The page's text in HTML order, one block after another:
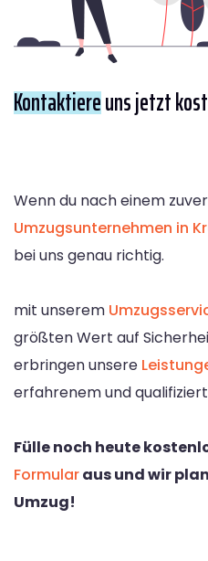
Kontaktiereuns jetzt
Wenn du nach einem
Umzugsunternehmen in
bei uns genau richtig.
mit unserem
größten Wert auf
erbringen unsere
erfahrenem und
Fülle noch heute
Formularaus und wir
Umzug!